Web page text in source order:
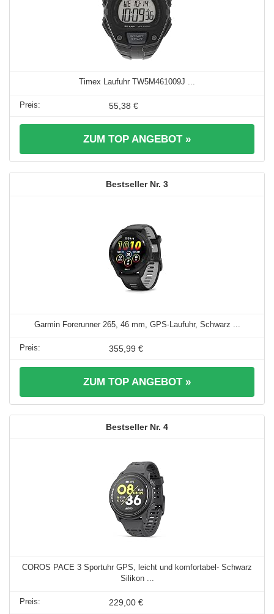
Timex Laufuhr TW5M461009J ...
55,38 €
ZUM TOP ANGEBOT »
3
Garmin Forerunner 265, 46 mm, GPS-Laufuhr, Schwarz ...
355,99 €
ZUM TOP ANGEBOT »
4
COROS PACE 3 Sportuhr GPS, leicht und komfortabel- Schwarz
Silikon ...
229,00 €